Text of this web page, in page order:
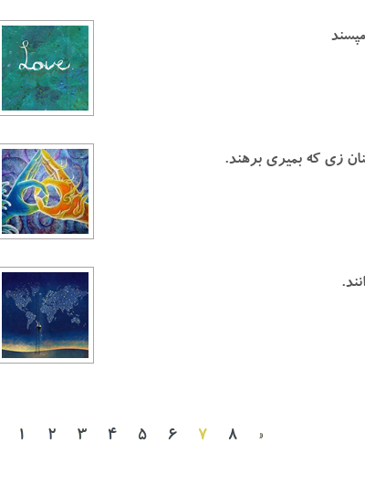
زي كه بميري برهند.
۱ ۲ ۳ ۴ ۵ ۶ ۷ ۸ »